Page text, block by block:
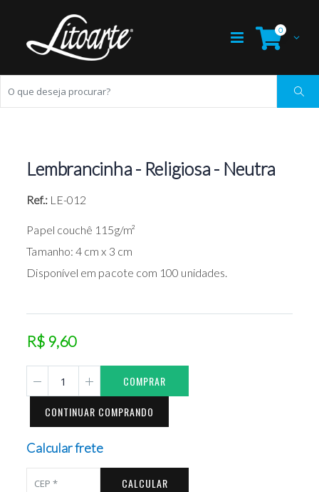
0
Lembrancinha - Religiosa - Neutra
Ref.: LE-012
Papel couchê 115g/m²
Tamanho: 4 cm x 3 cm
Disponível em pacote com 100 unidades.
R$ 9,60
COMPRAR
CONTINUAR COMPRANDO
Calcular frete
CALCULAR